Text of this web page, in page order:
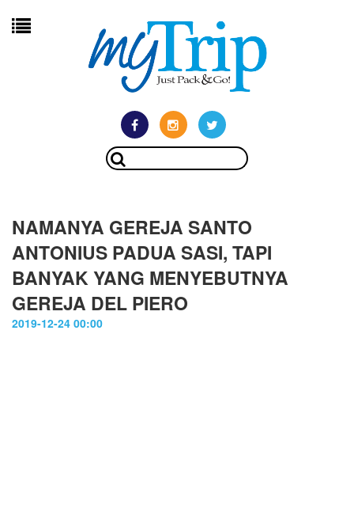
NAMANYA GEREJA SANTO
ANTONIUS PADUA SASI, TAPI
BANYAK YANG MENYEBUTNYA
GEREJA DEL PIERO
2019-12-24 00:00